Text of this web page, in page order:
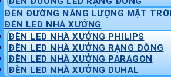
ĐÈN ĐƯỜNG NĂNG LƯỢNG MẶT TRỜI
ĐÈN LED NHÀ XƯỞNG
ĐÈN LED NHÀ XƯỞNG PHILIPS
ĐÈN LED NHÀ XƯỞNG RẠNG ĐÔNG
ĐÈN LED NHÀ XƯỞNG PARAGON
ĐÈN LED NHÀ XƯỞNG DUHAL